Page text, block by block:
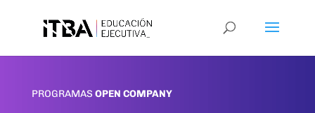
PROGRAMAS OPEN COMPANY